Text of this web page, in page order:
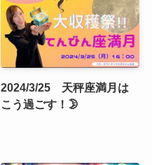
2024/3/25 天秤座満月は
こう過ごす！🌛